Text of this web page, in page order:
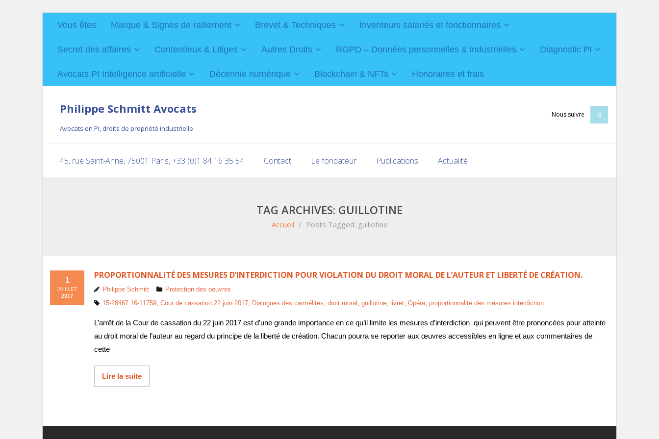
Vous êtes Marque & Signes de ralliement Brevet & Techniques Inventeurs salariés et fonctionnaires
Secret des affaires Contentieux & Litiges Autres Droits RGPD – Données personnelles & industrielles Diagnostic PI
Avocats PI Intelligence artificielle Décennie numérique Blockchain & NFTs Honoraires et frais
Philippe Schmitt Avocats
Avocats en PI, droits de propriété industrielle
Nous suivre
45, rue Saint-Anne, 75001 Paris, +33 (0)1 84 16 35 54 Contact Le fondateur Publications Actualité
TAG ARCHIVES: GUILLOTINE
Accueil / Posts Tagged: guillotine
PROPORTIONNALITÉ DES MESURES D’INTERDICTION POUR VIOLATION DU DROIT MORAL DE L’AUTEUR ET LIBERTÉ DE CRÉATION.
1
JUILLET
2017
Philippe Schmitt
Protection des oeuvres
15-28467 16-11759, Cour de cassation 22 juin 2017, Dialogues des carmélites, droit moral , guillotine, livret, Opéra, proportionnalité des mesures interdiction
L’arrêt de la Cour de cassation du 22 juin 2017 est d’une grande importance en ce qu’il limite les mesures d’interdiction qui peuvent être prononcées pour atteinte
au droit moral de l’auteur au regard du principe de la liberté de création. Chacun pourra se reporter aux œuvres accessibles en ligne et aux commentaires de
cette
Lire la suite